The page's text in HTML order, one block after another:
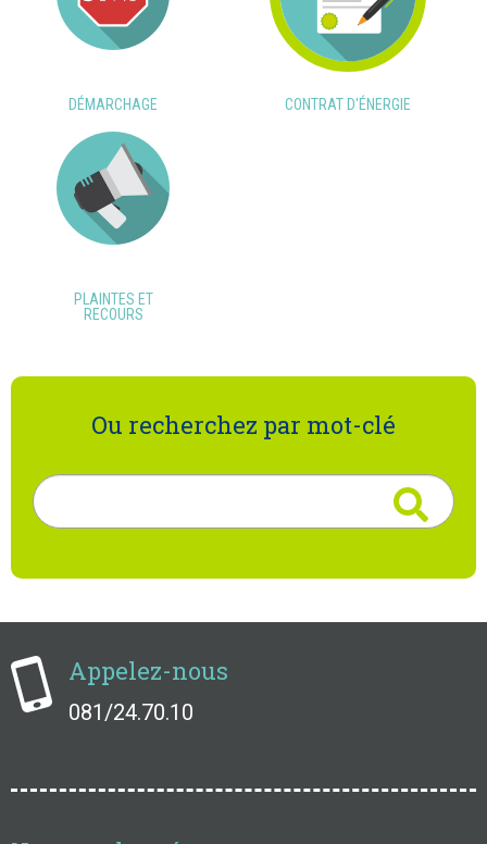
DÉMARCHAGE CONTRAT D'ÉNERGIE
PLAINTES ET
RECOURS
Ou recherchez par mot-clé
Rechercher
Appelez-nous
081/24.70.10